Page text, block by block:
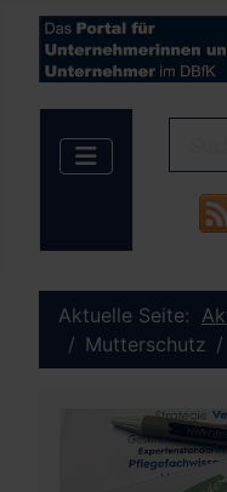
Aktuelle Seite:
Mutterschutz